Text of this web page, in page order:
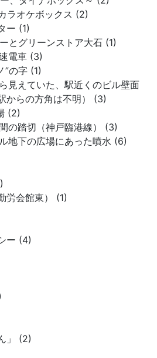
ラオケボックス (2)
ー (1)
とグリーンストア大石 (1)
電車 (3)
”の字 (1)
見えていた、駅近くのビル壁面
からの方角は不明） (3)
(2)
の踏切（神戸臨港線） (3)
地下の広場にあった噴水 (6)
労会館東） (1)
ー (4)
」 (2)